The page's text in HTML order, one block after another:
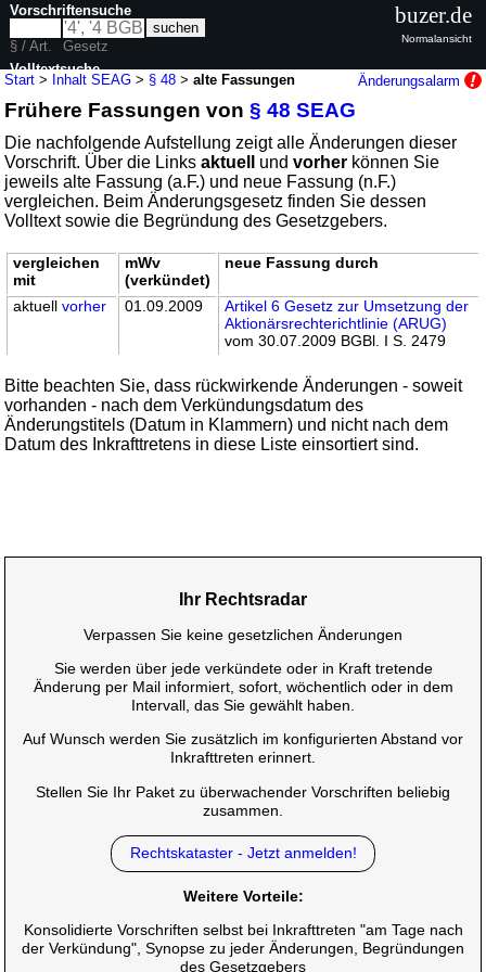
Start > Inhalt SEAG > § 48 >alte Fassungen Änderungsalarm
Frühere Fassungen von§ 48 SEAG
Die nachfolgende Aufstellung zeigt alle Änderungen dieser
Vorschrift. Über die Linksaktuell undvorher können Sie
jeweils alte Fassung (a.F.) und neue Fassung (n.F.)
vergleichen. Beim Änderungsgesetz finden Sie dessen
Volltext sowie die Begründung des Gesetzgebers.
vergleichen
mit
mWv
(verkündet)
neue Fassung durch
aktuellvorher 01.09.2009
Artikel 6 Gesetz zur Umsetzung der
Aktionärsrechterichtlinie (ARUG)
vom 30.07.2009 BGBl. I S. 2479
Bitte beachten Sie, dass rückwirkende Änderungen - soweit
vorhanden - nach dem Verkündungsdatum des
Änderungstitels (Datum in Klammern) und nicht nach dem
Datum des Inkrafttretens in diese Liste einsortiert sind.
Vorschriftensuche
§ / Art.
Gesetz
Volltextsuche
nur in SEAG
buzer.de
Normalansicht
Ihr Rechtsradar
Verpassen Sie keine gesetzlichen Änderungen
Sie werden über jede verkündete oder in Kraft tretende
Änderung per Mail informiert, sofort, wöchentlich oder in dem
Intervall, das Sie gewählt haben.
Auf Wunsch werden Sie zusätzlich im konfigurierten Abstand vor
Inkrafttreten erinnert.
Stellen Sie Ihr Paket zu überwachender Vorschriften beliebig
zusammen.
Rechtskataster - Jetzt anmelden!
Weitere Vorteile:
Konsolidierte Vorschriften selbst bei Inkrafttreten "am Tage nach
der Verkündung", Synopse zu jeder Änderungen, Begründungen
des Gesetzgebers